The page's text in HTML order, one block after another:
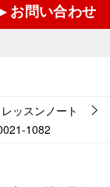
▸ お問い合わせ
レッスンノート
1082